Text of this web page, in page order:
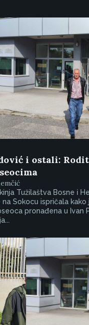
i ostali:
Tužilaštva Bosne i
na Sokocu ispričala
pronađena u Ivan